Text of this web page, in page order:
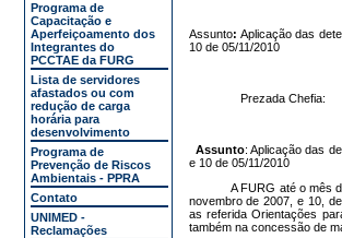
Programa de
Capacitação e
Aperfeiçoamento dos
Integrantes do
PCCTAE da FURG
Lista de servidores
afastados ou com
redução de carga
horária para
desenvolvimento
Programa de
Prevenção de Riscos
Ambientais - PPRA
Contato
UNIMED -
Reclamações
Assunto: Aplicação das
10 de 05/11/2010
Prezada Chefia:
Assunto: Aplicação das
e 10 de 05/11/2010
A FURG até o mês
novembro de 2007, e 10,
as referida Orientações
também na concessão de